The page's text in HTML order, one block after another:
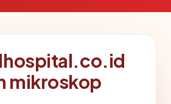
mikroskop